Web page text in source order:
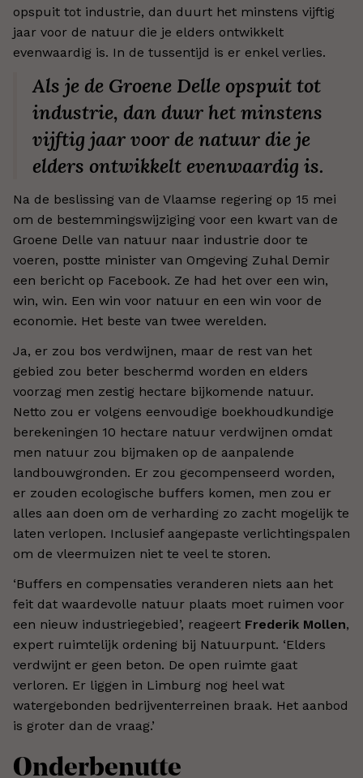
opspuit tot industrie, dan duurt het minstens vijftig
jaar voor de natuur die je elders ontwikkelt
evenwaardig is. In de tussentijd is er enkel verlies.
Als je de Groene Delle opspuit tot
industrie, dan duur het minstens
vijftig jaar voor de natuur die je
elders ontwikkelt evenwaardig is.
Na de beslissing van de Vlaamse regering op 15 mei
om de bestemmingswijziging voor een kwart van de
Groene Delle van natuur naar industrie door te
voeren, postte minister van Omgeving Zuhal Demir
een bericht op Facebook. Ze had het over een win,
win, win. Een win voor natuur en een win voor de
economie. Het beste van twee werelden.
Ja, er zou bos verdwijnen, maar de rest van het
gebied zou beter beschermd worden en elders
voorzag men zestig hectare bijkomende natuur.
Netto zou er volgens eenvoudige boekhoudkundige
berekeningen 10 hectare natuur verdwijnen omdat
men natuur zou bijmaken op de aanpalende
landbouwgronden. Er zou gecompenseerd worden,
er zouden ecologische buffers komen, men zou er
alles aan doen om de verharding zo zacht mogelijk te
laten verlopen. Inclusief aangepaste verlichtingspalen
om de vleermuizen niet te veel te storen.
‘Buffers en compensaties veranderen niets aan het
feit dat waardevolle natuur plaats moet ruimen voor
een nieuw industriegebied’, reageert Frederik Mollen,
expert ruimtelijk ordening bij Natuurpunt. ‘Elders
verdwijnt er geen beton. De open ruimte gaat
verloren. Er liggen in Limburg nog heel wat
watergebonden bedrijventerreinen braak. Het aanbod
is groter dan de vraag.’
Onderbenutte